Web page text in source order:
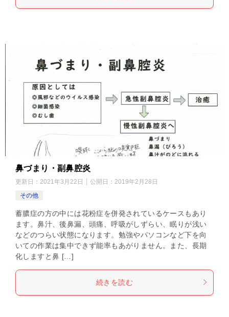
鼻づまり・副鼻腔炎
更新日： 2021年3月22日 公開日： 2019年2月28日
その他
蓄膿症の方の中には花粉症を併発されているケースもあり
ます。鼻汁、後鼻漏、頭痛、呼吸がしずらい、眠りが浅い
などのつらい状態になります。勉強やパソコンなど下を向
いての作業は集中できず能率もあがりません。また、長期
化しますと鼻 […]
続きを読む